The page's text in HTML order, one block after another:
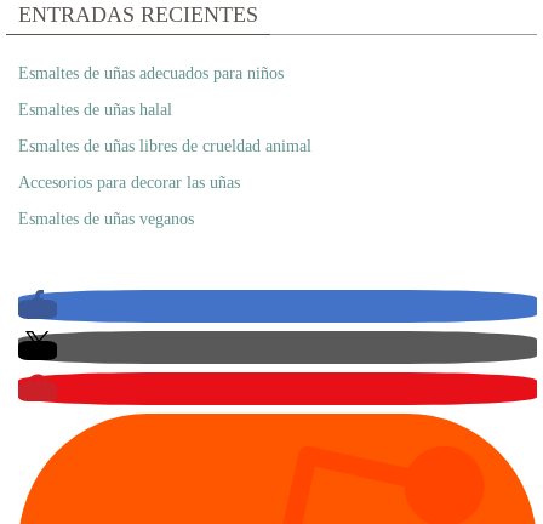
ENTRADAS RECIENTES
Esmaltes de uñas adecuados para niños
Esmaltes de uñas halal
Esmaltes de uñas libres de crueldad animal
Accesorios para decorar las uñas
Esmaltes de uñas veganos